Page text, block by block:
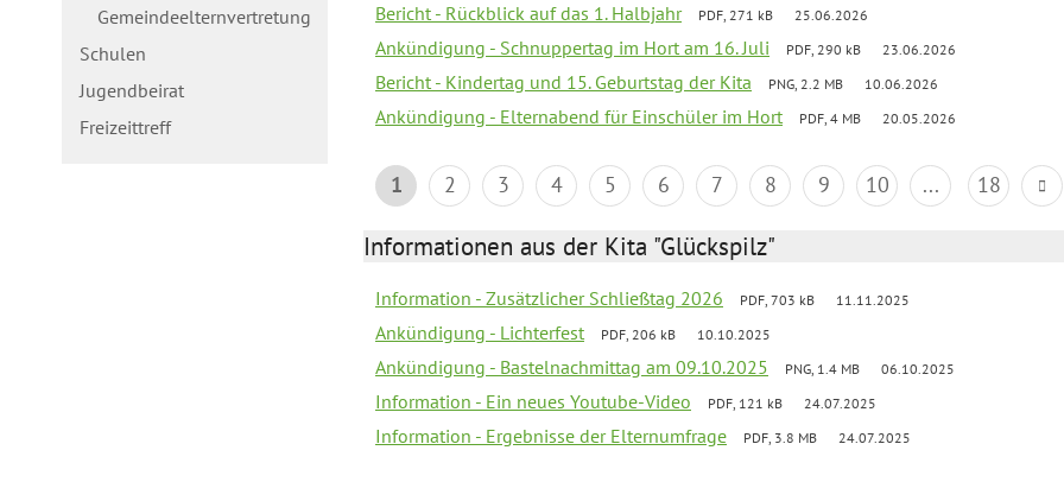
Gemeindeelternvertretung
Schulen
Jugendbeirat
Freizeittreff
Bericht - Rückblick auf das 1. Halbjahr PDF, 271 kB 25.06.2026
Ankündigung - Schnuppertag im Hort am 16. Juli PDF, 290 kB 23.06.2026
Bericht - Kindertag und 15. Geburtstag der Kita PNG, 2.2 MB 10.06.2026
Ankündigung - Elternabend für Einschüler im Hort PDF, 4 MB 20.05.2026
1 2 3 4 5 6 7 8 9 10 ... 18
Informationen aus der Kita "Glückspilz"
Information - Zusätzlicher Schließtag 2026 PDF, 703 kB 11.11.2025
Ankündigung - Lichterfest PDF, 206 kB 10.10.2025
Ankündigung - Bastelnachmittag am 09.10.2025 PNG, 1.4 MB 06.10.2025
Information - Ein neues Youtube-Video PDF, 121 kB 24.07.2025
Information - Ergebnisse der Elternumfrage PDF, 3.8 MB 24.07.2025